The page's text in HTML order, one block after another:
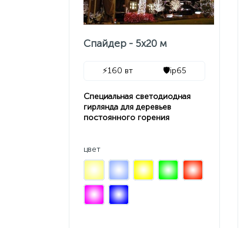
Спайдер - 5х20 м
⚡160 вт 🛡️ip65
Специальная светодиодная
гирлянда для деревьев
постоянного горения
цвет